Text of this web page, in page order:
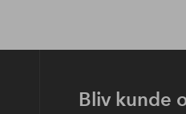
Bliv kunde